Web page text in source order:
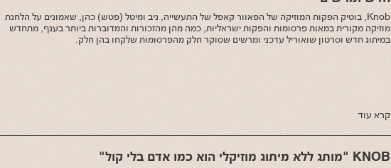
Knob, בוטיק הפקות המוזיקה של הפאוור קאפל של התעשייה, ניב ומיטל (פטש) כהן, שאמונים על הלחנת
מוזיקה מקורית במאות פרסומות והפקות ישראליות, כמה מהן מהזכורות והמדוברות ביותר בענף, מתחדש
במיתוג חדש וסרטון שואוריל עדכני ומרשים שסוקר חלק מהפרסומות שלקחו בהן חלק.
קרא עוד
KNOB "מותג ללא מיתוג מוזיקלי הוא כמו אדם בלי קול"